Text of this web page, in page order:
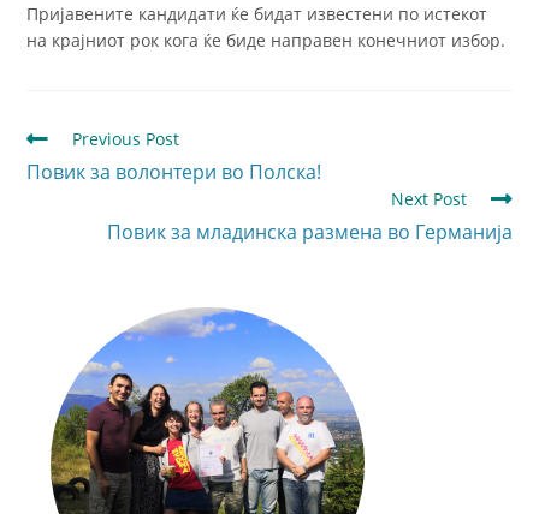
Пријавените кандидати ќе бидат известени по истекот
на крајниот рок кога ќе биде направен конечниот избор.
Previous Post
Повик за волонтери во Полска!
Next Post
Повик за младинска размена во Германија